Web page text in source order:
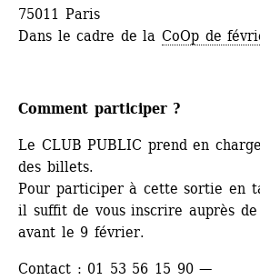
75011 Paris
Dans le cadre de la CoOp de
Comment participer ?
Le CLUB PUBLIC prend en
des billets.
Pour participer à cette sortie en
il suffit de vous inscrire auprès
avant le 9 février.
Contact : 01 53 56 15 90 —